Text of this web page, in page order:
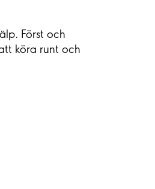
Först och
köra runt och